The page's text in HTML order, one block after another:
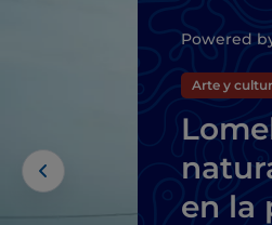
Powered
Arte y
en la